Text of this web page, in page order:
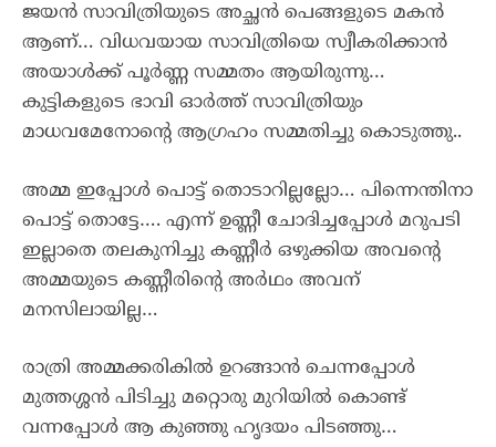
ജയൻ സാവിത്രിയുടെ അച്ഛൻ പെങ്ങളുടെ മകൻ
ആണ്… വിധവയായ സാവിത്രിയെ സ്വീകരിക്കാൻ
അയാൾക്ക് പൂർണ്ണ സമ്മതം ആയിരുന്നു…
കുട്ടികളുടെ ഭാവി ഓർത്ത് സാവിത്രിയും
മാധവമേനോന്റെ ആഗ്രഹം സമ്മതിച്ചു കൊടുത്തു..
അമ്മ ഇപ്പോൾ പൊട്ട് തൊടാറില്ലല്ലോ… പിന്നെന്തിനാ
പൊട്ട് തൊട്ടേ…. എന്ന് ഉണ്ണീ ചോദിച്ചപ്പോൾ മറുപടി
ഇല്ലാതെ തലകുനിച്ചു കണ്ണീർ ഒഴുക്കിയ അവന്റെ
അമ്മയുടെ കണ്ണീരിന്റെ അർഥം അവന്
മനസിലായില്ല…
രാത്രി അമ്മക്കരികിൽ ഉറങ്ങാൻ ചെന്നപ്പോൾ
മുത്തശ്ശൻ പിടിച്ചു മറ്റൊരു മുറിയിൽ കൊണ്ട്
വന്നപ്പോൾ ആ കുഞ്ഞു ഹൃദയം പിടഞ്ഞു…